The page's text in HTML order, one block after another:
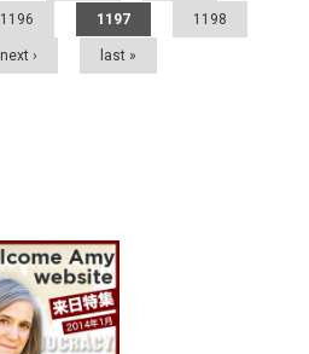
1196 1197 1198
next › last »